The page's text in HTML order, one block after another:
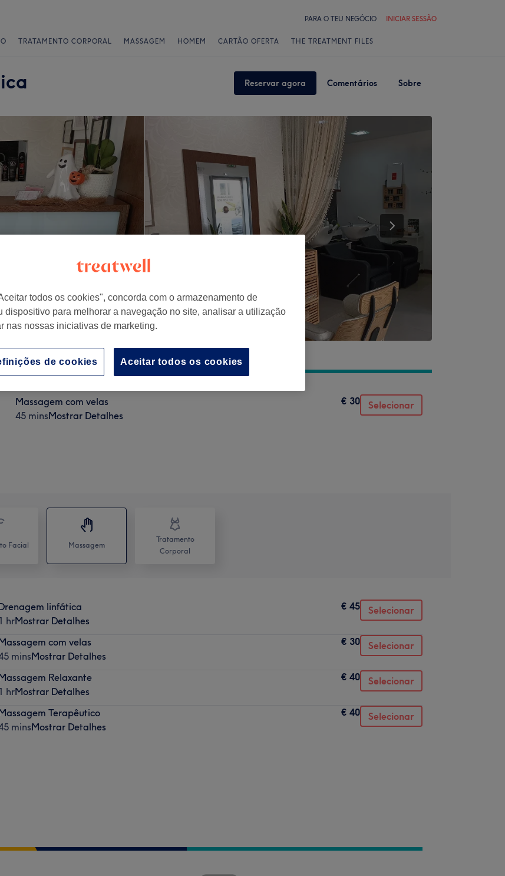
PARA O TEU NEGÓCIO INICIAR SESSÃO
TRATAMENTO CORPORAL MASSAGEM HOMEM CARTÃO OFERTA THE TREATMENT FILES
Reservar agora Comentários Sobre
Massagem com velas
45 minsMostrar Detalhes
€ 30 Selecionar
Facial Massagem
Tratamento
Corporal
linfática
1 hrMostrar Detalhes
€ 45 Selecionar
com velas
minsMostrar Detalhes
€ 30 Selecionar
Relaxante
1 hrMostrar Detalhes
€ 40 Selecionar
Terapêutico
minsMostrar Detalhes
€ 40 Selecionar
todos os cookies", concorda com o armazenamento de
dispositivo para melhorar a navegação no site, analisar a utilização
nas nossas iniciativas de marketing.
Aceitar todos os cookies
de cookies